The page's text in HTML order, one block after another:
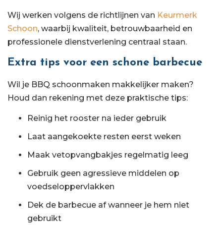
Wij werken volgens de richtlijnen van Keurmerk
Schoon, waarbij kwaliteit, betrouwbaarheid en
professionele dienstverlening centraal staan.
Extra tips voor een schone barbecue
Wil je BBQ schoonmaken makkelijker maken?
Houd dan rekening met deze praktische tips:
Reinig het rooster na ieder gebruik
Laat aangekoekte resten eerst weken
Maak vetopvangbakjes regelmatig leeg
Gebruik geen agressieve middelen op
voedseloppervlakken
Dek de barbecue af wanneer je hem niet
gebruikt